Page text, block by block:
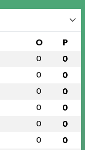
O P
0 0
0 0
0 0
0 0
0 0
0 0